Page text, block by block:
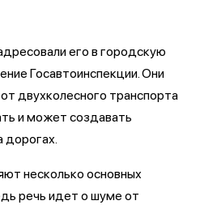
его в городскую
Госавтоинспекции. Они
двухколесного транспорта
и может создавать
дорогах.
несколько основных
речь идет о шуме от